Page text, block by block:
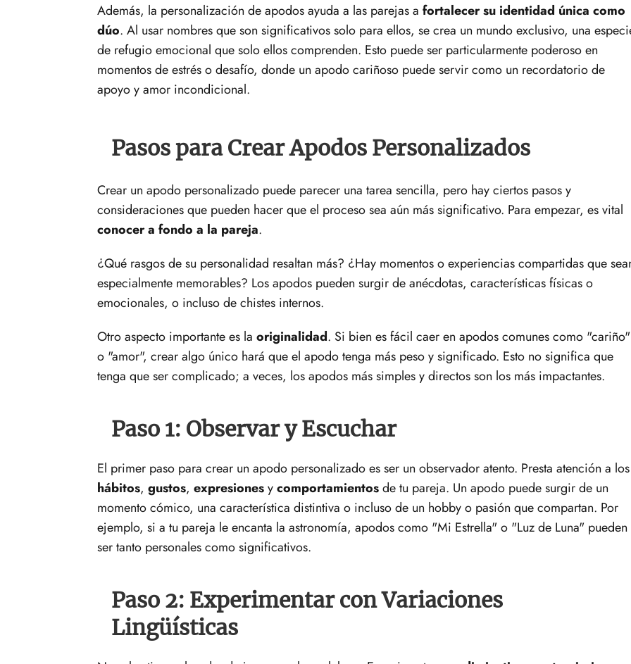
Además, la personalización de apodos ayuda a las parejas a fortalecer su identidad única como
dúo. Al usar nombres que son significativos solo para ellos, se crea un mundo exclusivo, una
de refugio emocional que solo ellos comprenden. Esto puede ser particularmente poderoso en
momentos de estrés o desafío, donde un apodo cariñoso puede servir como un recordatorio de
apoyo y amor incondicional.
Pasos para Crear Apodos Personalizados
Crear un apodo personalizado puede parecer una tarea sencilla, pero hay ciertos pasos y
consideraciones que pueden hacer que el proceso sea aún más significativo. Para empezar, es vital
conocer a fondo a la pareja.
¿Qué rasgos de su personalidad resaltan más? ¿Hay momentos o experiencias compartidas que
especialmente memorables? Los apodos pueden surgir de anécdotas, características físicas o
emocionales, o incluso de chistes internos.
Otro aspecto importante es la originalidad. Si bien es fácil caer en apodos comunes como "cariño"
o "amor", crear algo único hará que el apodo tenga más peso y significado. Esto no significa que
tenga que ser complicado; a veces, los apodos más simples y directos son los más impactantes.
Paso 1: Observar y Escuchar
El primer paso para crear un apodo personalizado es ser un observador atento. Presta atención a los
hábitos, gustos, expresionesycomportamientosde tu pareja. Un apodo puede surgir de un
momento cómico, una característica distintiva o incluso de un hobby o pasión que compartan. Por
ejemplo, si a tu pareja le encanta la astronomía, apodos como "Mi Estrella" o "Luz de Luna" pueden
ser tanto personales como significativos.
Paso 2: Experimentar con Variaciones
Lingüísticas